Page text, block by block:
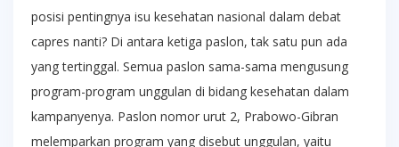
posisi pentingnya isu kesehatan nasional dalam debat
capres nanti? Di antara ketiga paslon, tak satu pun ada
yang tertinggal. Semua paslon sama-sama mengusung
program-program unggulan di bidang kesehatan dalam
kampanyenya. Paslon nomor urut 2, Prabowo-Gibran
melemparkan program yang disebut unggulan, yaitu